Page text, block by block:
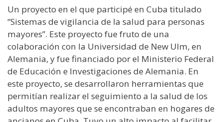
Un proyecto en el que participé en Cuba titulado
“Sistemas de vigilancia de la salud para personas
mayores”. Este proyecto fue fruto de una
colaboración con la Universidad de New Ulm, en
Alemania, y fue financiado por el Ministerio Federal
de Educación e Investigaciones de Alemania. En
este proyecto, se desarrollaron herramientas que
permitían realizar el seguimiento a la salud de los
adultos mayores que se encontraban en hogares de